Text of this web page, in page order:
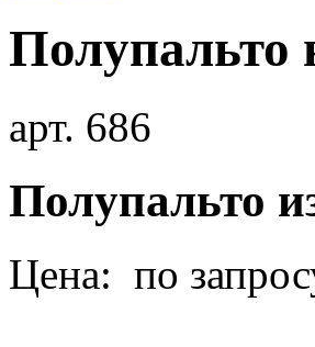
Полупальто
арт. 686
Полупальто
Цена: по